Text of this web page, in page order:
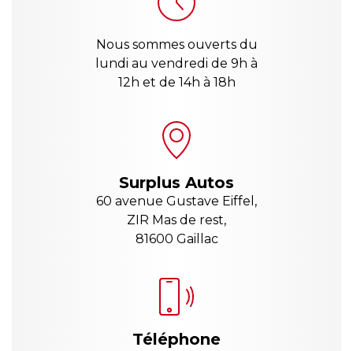
Nous sommes ouverts du
lundi au vendredi de 9h à
12h et de 14h à 18h
Surplus Autos
60 avenue Gustave Eiffel,
ZIR Mas de rest,
81600 Gaillac
Téléphone